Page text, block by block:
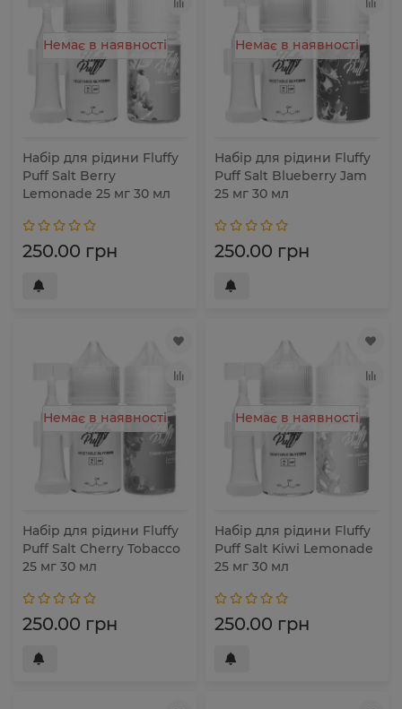
Немає в наявності
Набір для рідини Fluffy
Puff Salt Berry
Lemonade 25 мг 30 мл
250.00 грн
Немає в наявності
Набір для рідини Fluffy
Puff Salt Blueberry Jam
25 мг 30 мл
250.00 грн
Немає в наявності
Набір для рідини Fluffy
Puff Salt Cherry Tobacco
25 мг 30 мл
250.00 грн
Немає в наявності
Набір для рідини Fluffy
Puff Salt Kiwi Lemonade
25 мг 30 мл
250.00 грн